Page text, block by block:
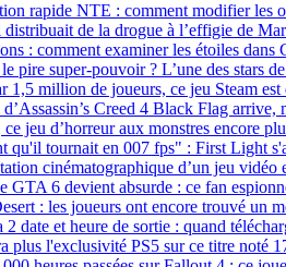
rapide NTE : comment modifier les
distribuait de la drogue à l’effigie de
: comment examiner les étoiles dans
pire super-pouvoir ? L’une des stars
1,5 million de joueurs, ce jeu Steam
Creed 4 Black Flag
jeu d’horreur aux monstres encore
qu'il tournait en 007 fps" : First Light
cinématographique d’un jeu vidéo
GTA 6 devient absurde : ce fan
: les joueurs ont encore trouvé un
2 date et heure de sortie : quand
plus l'exclusivité PS5 sur ce titre noté